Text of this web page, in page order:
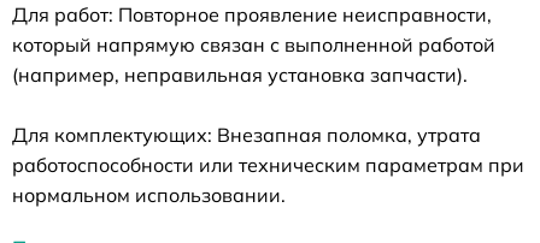
Для работ: Повторное проявление неисправности,
который напрямую связан с выполненной работой
(например, неправильная установка запчасти).
Для комплектующих: Внезапная поломка, утрата
работоспособности или техническим параметрам при
нормальном использовании.